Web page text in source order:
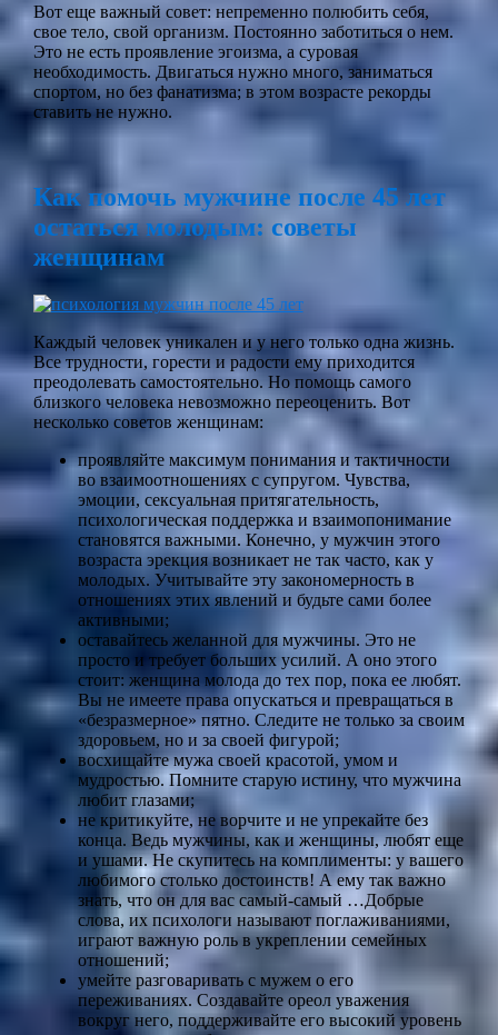
Вот еще важный совет: непременно полюбить себя,
свое тело, свой организм. Постоянно заботиться о нем.
Это не есть проявление эгоизма, а суровая
необходимость. Двигаться нужно много, заниматься
спортом, но без фанатизма; в этом возрасте рекорды
ставить не нужно.
Как помочь мужчине после 45 лет
остаться молодым: советы
женщинам
Каждый человек уникален и у него только одна жизнь.
Все трудности, горести и радости ему приходится
преодолевать самостоятельно. Но помощь самого
близкого человека невозможно переоценить. Вот
несколько советов женщинам:
проявляйте максимум понимания и тактичности
во взаимоотношениях с супругом. Чувства,
эмоции, сексуальная притягательность,
психологическая поддержка и взаимопонимание
становятся важными. Конечно, у мужчин этого
возраста эрекция возникает не так часто, как у
молодых. Учитывайте эту закономерность в
отношениях этих явлений и будьте сами более
активными;
оставайтесь желанной для мужчины. Это не
просто и требует больших усилий. А оно этого
стоит: женщина молода до тех пор, пока ее любят.
Вы не имеете права опускаться и превращаться в
«безразмерное» пятно. Следите не только за своим
здоровьем, но и за своей фигурой;
восхищайте мужа своей красотой, умом и
мудростью. Помните старую истину, что мужчина
любит глазами;
не критикуйте, не ворчите и не упрекайте без
конца. Ведь мужчины, как и женщины, любят еще
и ушами. Не скупитесь на комплименты: у вашего
любимого столько достоинств! А ему так важно
знать, что он для вас самый-самый …Добрые
слова, их психологи называют поглаживаниями,
играют важную роль в укреплении семейных
отношений;
умейте разговаривать с мужем о его
переживаниях. Создавайте ореол уважения
вокруг него, поддерживайте его высокий уровень